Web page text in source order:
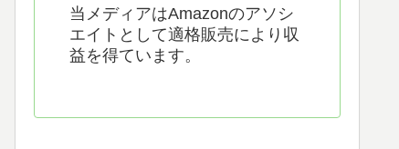
当メディアはAmazonのアソシ
エイトとして適格販売により収
益を得ています。